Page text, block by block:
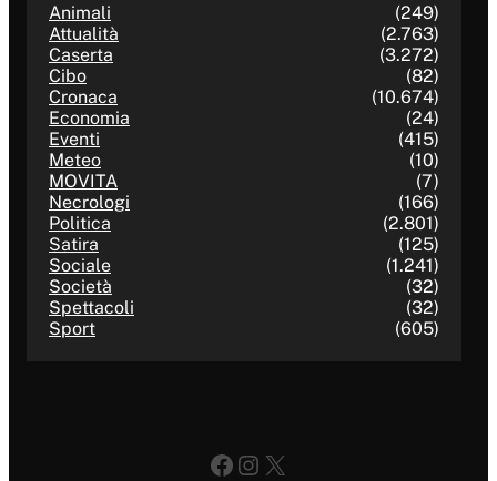
Animali
(249)
Attualità
(2.763)
Caserta
(3.272)
Cibo
(82)
Cronaca
(10.674)
Economia
(24)
Eventi
(415)
Meteo
(10)
MOVITA
(7)
Necrologi
(166)
Politica
(2.801)
Satira
(125)
Sociale
(1.241)
Società
(32)
Spettacoli
(32)
Sport
(605)
Facebook
Instagram
X